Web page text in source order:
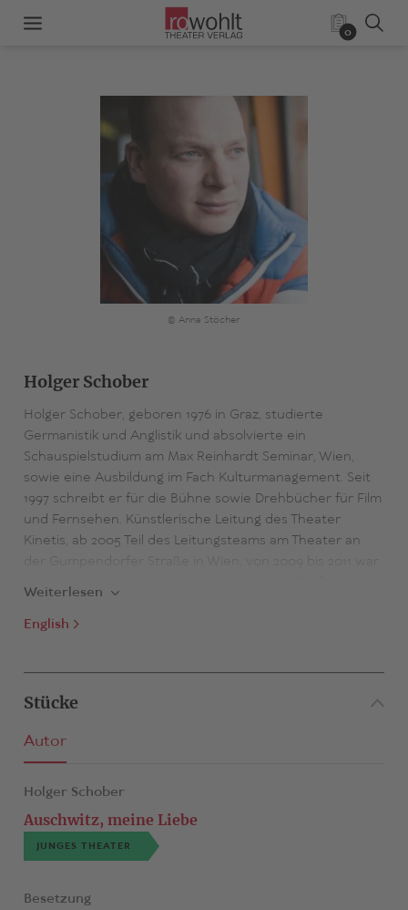
0
© Anna Stöcher
Holger Schober
Holger Schober, geboren 1976 in Graz, studierte
Germanistik und Anglistik und absolvierte ein
Schauspielstudium am Max Reinhardt Seminar, Wien,
sowie eine Ausbildung im Fach Kulturmanagement. Seit
1997 schreibt er für die Bühne sowie Drehbücher für Film
und Fernsehen. Künstlerische Leitung des Theater
Kinetis, ab 2005 Teil des Leitungsteams am Theater an
er Leiter des Kinder- und Jugendtheaters u/hof: am
außerdem für den «Faust»-Theaterpreis in der Kategorie
und zum Kinder- und Jugendtheatertreffen «Augenblick
vonClyde und Bonnie
Jugendtheaterpreis «Stella» in zwei Kategorien. Die
Inszenierung am Comedia Theater, Köln war ebenfalls für
mehrere Preise nominiert.
Weiterlesen
English
Stücke
Autor
Holger Schober
Auschwitz, meine Liebe
JUNGES THEATER
Besetzung